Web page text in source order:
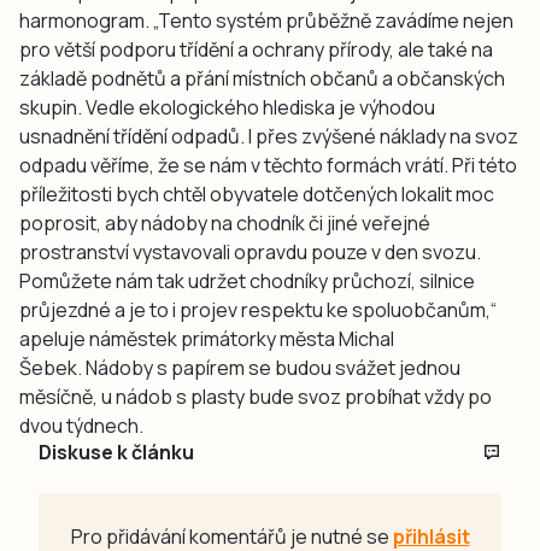
harmonogram. „Tento systém průběžně zavádíme nejen
pro větší podporu třídění a ochrany přírody, ale také na
základě podnětů a přání místních občanů a občanských
skupin. Vedle ekologického hlediska je výhodou
usnadnění třídění odpadů. I přes zvýšené náklady na svoz
odpadu věříme, že se nám v těchto formách vrátí. Při této
příležitosti bych chtěl obyvatele dotčených lokalit moc
poprosit, aby nádoby na chodník či jiné veřejné
prostranství vystavovali opravdu pouze v den svozu.
Pomůžete nám tak udržet chodníky průchozí, silnice
průjezdné a je to i projev respektu ke spoluobčanům,“
apeluje náměstek primátorky města Michal
Šebek. Nádoby s papírem se budou svážet jednou
měsíčně, u nádob s plasty bude svoz probíhat vždy po
dvou týdnech.
Diskuse k článku
Pro přidávání komentářů je nutné se přihlásit